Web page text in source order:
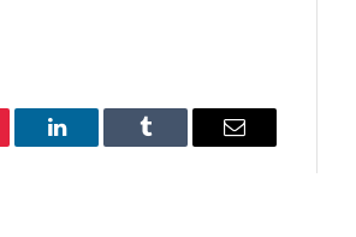
LinkedIn Tumblr Email